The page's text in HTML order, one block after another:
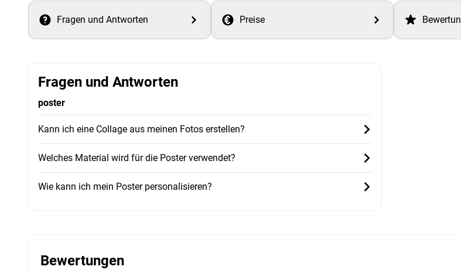
Fragen und Antworten Preise
Fragen und Antworten
poster
Kann ich eine Collage aus meinen Fotos erstellen?
Welches Material wird für die Poster verwendet?
Wie kann ich mein Poster personalisieren?
Bewertungen